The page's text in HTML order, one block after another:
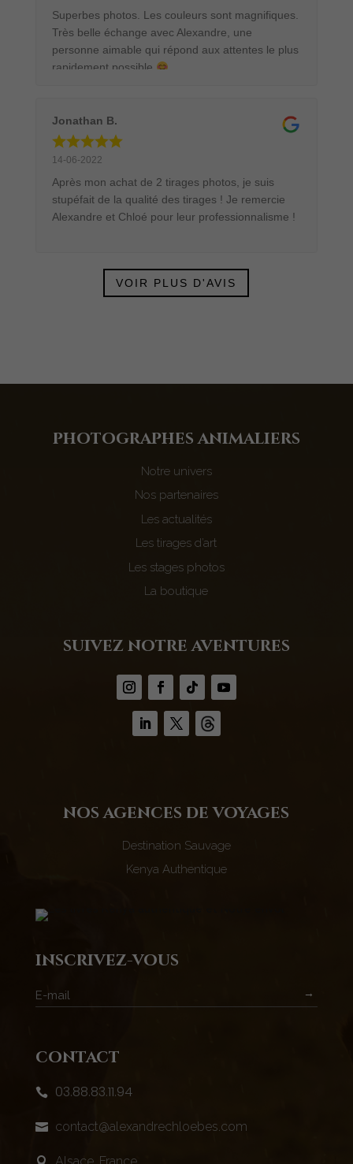
Superbes photos. Les couleurs sont magnifiques.
Très belle échange avec Alexandre, une
personne aimable qui répond aux attentes le plus
rapidement possible
Jonathan B.
14-06-2022
Après mon achat de 2 tirages photos, je suis
stupéfait de la qualité des tirages ! Je remercie
Alexandre et Chloé pour leur professionnalisme !
VOIR PLUS D'AVIS
photographes animaliers
Notre univers
Nos partenaires
Les actualités
Les tirages d’art
Les stages photos
La boutique
suivez notre aventures
nos agences de voyages
Destination Sauvage
Kenya Authentique
inscrivez-vous
→
contact
 03.88.83.11.94
 contact@alexandrechloebes.com
